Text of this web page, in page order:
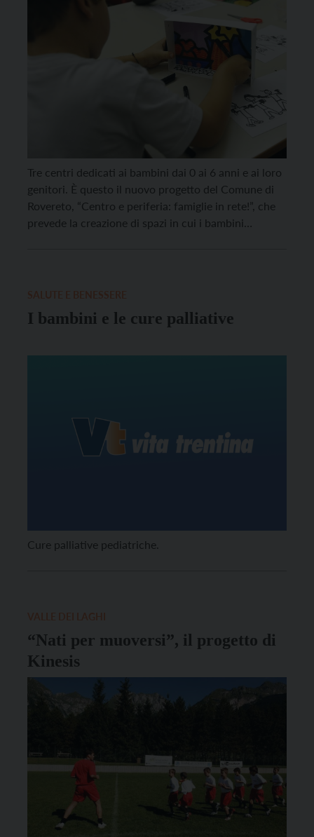
Tre centri dedicati ai bambini dai 0 ai 6 anni e ai loro
genitori. È questo il nuovo progetto del Comune di
Rovereto, “Centro e periferia: famiglie in rete!”, che
prevede la creazione di spazi in cui i bambini
I bambini e le cure palliative
Cure palliative pediatriche.
“Nati per muoversi”, il progetto di
Kinesis